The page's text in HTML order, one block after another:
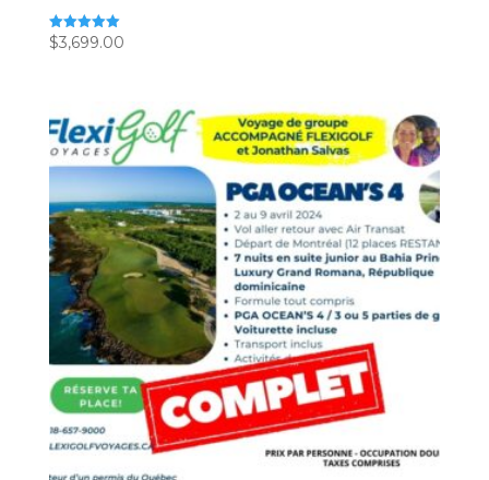
Note
5.00
$3,699.00